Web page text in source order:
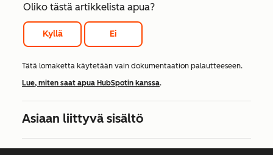
Oliko tästä artikkelista apua?
Kyllä Ei
Tätä lomaketta käytetään vain dokumentaation palautteeseen.
Lue, miten saat apua HubSpotin kanssa.
Asiaan liittyvä sisältö